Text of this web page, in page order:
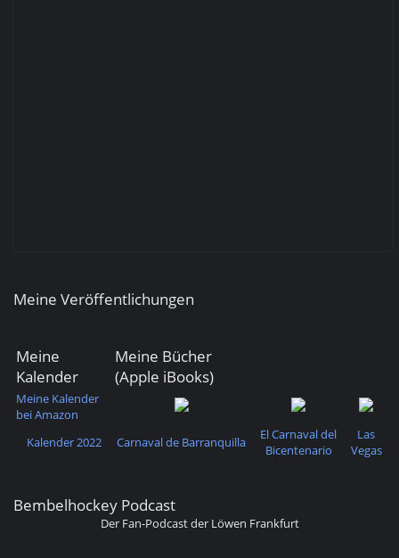
Meine Veröffentlichungen
Meine
Kalender
Meine Bücher
(Apple iBooks)
Meine Kalender
bei Amazon
Kalender 2022
Carnaval de Barranquilla
El Carnaval del
Bicentenario
Las
Vegas
Bembelhockey Podcast
Der Fan-Podcast der Löwen Frankfurt